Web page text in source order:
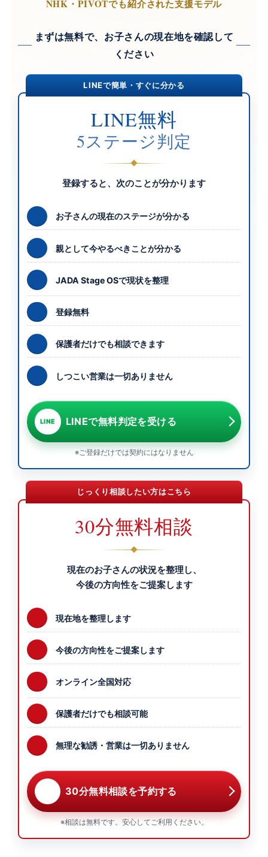
NHK・PIVOTでも紹介された支援モデル
まずは無料で、お子さんの現在地を確認して
ください
LINEで簡単・すぐに分かる
LINE無料
5ステージ判定
登録すると、次のことが分かります
お子さんの現在のステージが分かる
親として今やるべきことが分かる
JADA Stage OSで現状を整理
登録無料
保護者だけでも相談できます
しつこい営業は一切ありません
LINE LINEで無料判定を受ける
※ご登録だけでは契約にはなりません
じっくり相談したい方はこちら
30分無料相談
現在のお子さんの状況を整理し、
今後の方向性をご提案します
現在地を整理します
今後の方向性をご提案します
オンライン全国対応
保護者だけでも相談可能
無理な勧誘・営業は一切ありません
30分無料相談を予約する
※相談は無料です。安心してご利用ください。